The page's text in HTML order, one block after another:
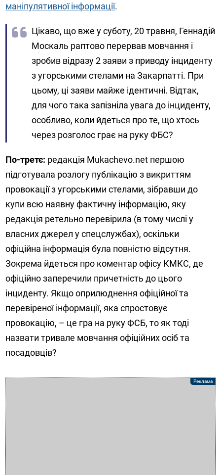
маніпулятивної інформації.
Цікаво, що вже у суботу, 20 травня, Геннадій
Москаль раптово перервав мовчання і
зробив відразу 2 заяви з приводу інциденту
з угорськими стелами на Закарпатті. При
цьому, ці заяви майже ідентичні. Відтак,
для чого така запізніла увага до інциденту,
особливо, коли йдеться про те, що хтось
через розголос грає на руку ФБС?
По-третє: редакція Mukachevo.net першою
підготувала розлогу публікацію з викриттям
провокації з угорськими стелами, зібравши до
купи всю наявну фактичну інформацію, яку
редакція ретельно перевірила (в тому числі у
власних джерел у спецслужбах), оскільки
офіційна інформація була повністю відсутня.
Зокрема йдеться про коментар офісу КМКС, де
офіційно заперечили причетність до цього
інциденту. Якщо оприлюднення офіційної та
перевіреної інформації, яка спростовує
провокацію, – це гра на руку ФСБ, то як тоді
назвати тривале мовчання офіційних осіб та
посадовців?